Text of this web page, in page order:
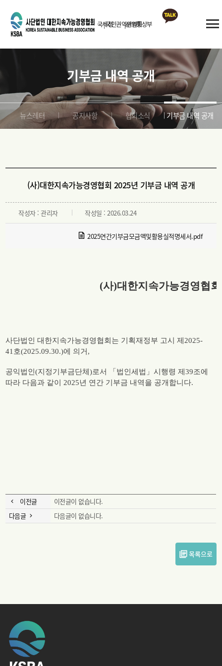
국세청국민권익위원회
산업통상부
기부금 내역 공개
뉴스레터 공지사항 협회소식 기부금 내역 공개
(사)대한지속가능경영협회 2025년 기부금 내역 공개
작성자 : 관리자 작성일 : 2026.03.24
2025연간기부금모금액및활용실적명세서.pdf
(사)대한지속가능경영협
사단법인 대한지속가능경영협회는 기획재정부 고시 제2025-
41호(2025.09.30.)에 의거,
공익법인(지정기부금단체)로서 「법인세법」시행령 제39조에
따라 다음과 같이 2025년 연간 기부금 내역을 공개합니다.
이전글
이전글이 없습니다.
다음글
다음글이 없습니다.
목록으로